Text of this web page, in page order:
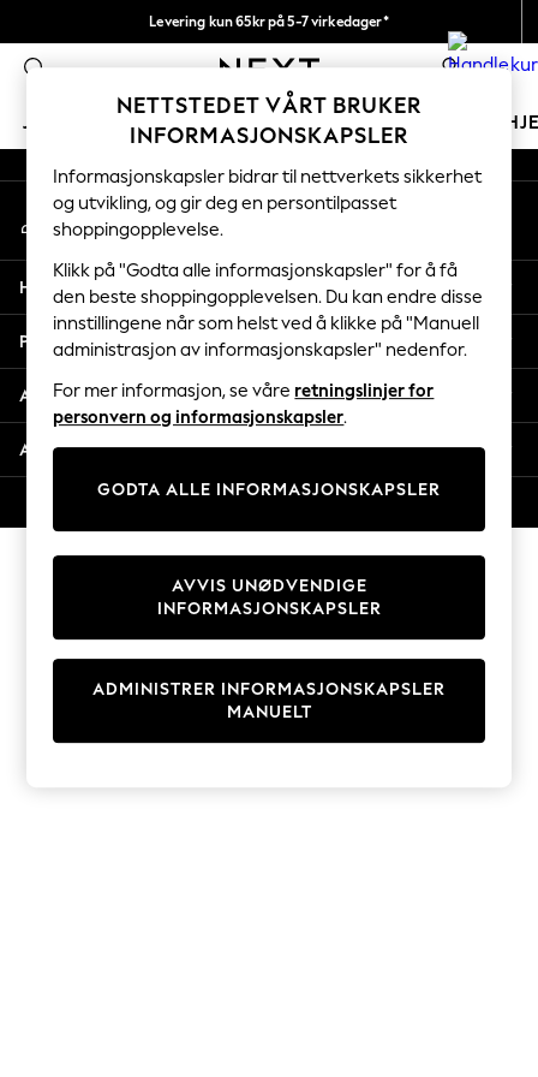
Levering kun 65kr på 5-7 virkedager*
Vi betaler alle tollavgifter 0
JENTER GUTTER BABY KVINNER
GIRLS
New In
50 - 92cm
98 - 110cm
116 - 134cm
140 - 174cm
Trending: Top & Short Sets
Trending: Clogs
Toy Story
THE SET
Coats & Jackets
Sweatshirts & Hoodies
Knitwear
Cardigans
Dresses
Sets & Outfits
T-Shirts
An error occurred on client
Våre sosiale nettverk
Min konto
Logg inn på kontoen din
Hjelp
Personvern & Juridisk
Avdelinger
Andre tjenester
NETTSTEDET VÅRT BRUKER
INFORMASJONSKAPSLER
Informasjonskapsler bidrar til nettverkets sikkerhet
og utvikling, og gir deg en persontilpasset
shoppingopplevelse.
Klikk på "Godta alle informasjonskapsler" for å få
den beste shoppingopplevelsen. Du kan endre disse
innstillingene når som helst ved å klikke på "Manuell
administrasjon av informasjonskapsler" nedenfor.
For mer informasjon, se våre retningslinjer for
personvern og informasjonskapsler.
GODTA ALLE INFORMASJONSKAPSLER
ADMINISTRER INFORMASJONSKAPSLER
MANUELT
AVVIS UNØDVENDIGE
INFORMASJONSKAPSLER